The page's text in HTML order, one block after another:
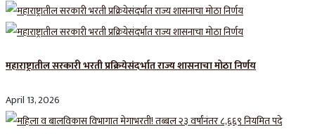
महाराष्ट्रातील सरकारी भरती प्रक्रियेसंदर्भात राज्य शासनाचा मोठा निर्णय
April 13, 2026